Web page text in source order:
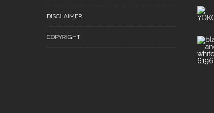
DISCLAIMER
COPYRIGHT